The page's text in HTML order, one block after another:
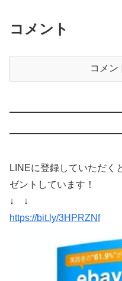
コメント
コメン
LINEに登録していただく
ゼントしています！
↓ ↓
https://bit.ly/3HPRZNf